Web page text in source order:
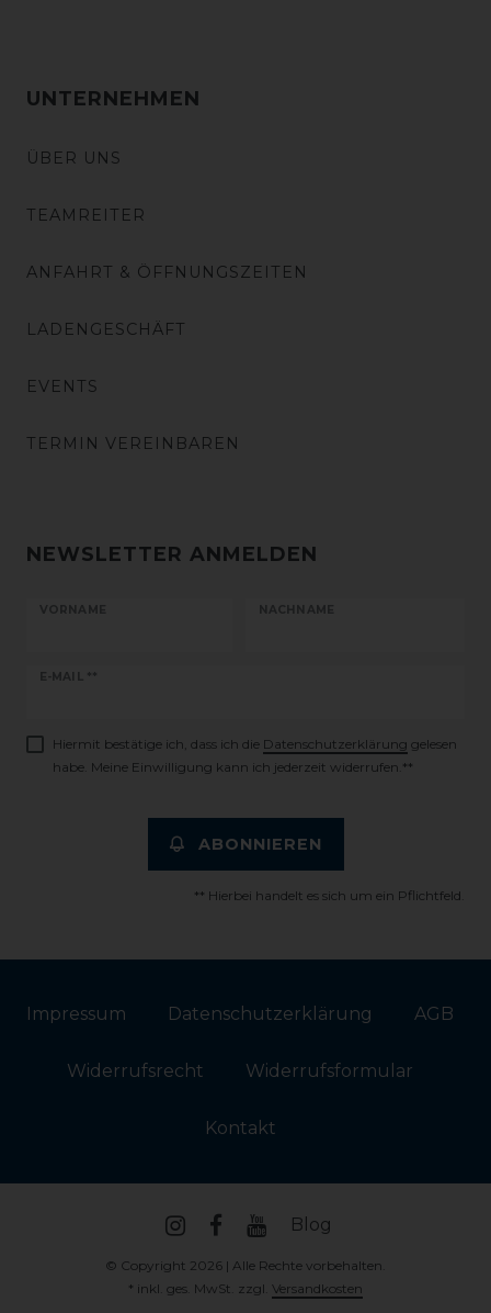
UNTERNEHMEN
ÜBER UNS
TEAMREITER
ANFAHRT & ÖFFNUNGSZEITEN
LADENGESCHÄFT
EVENTS
TERMIN VEREINBAREN
NEWSLETTER ANMELDEN
VORNAME NACHNAME
E-MAIL **
Newsletter
Hiermit bestätige ich, dass ich die Daten­schutz­erklärung gelesen
habe. Meine Einwilligung kann ich jederzeit widerrufen.**
ABONNIEREN
** Hierbei handelt es sich um ein Pflichtfeld.
Impressum Daten­schutz­erklärung AGB
Widerrufs­recht Widerrufs­formular
Kontakt
Blog
© Copyright 2026 | Alle Rechte vorbehalten.
* inkl. ges. MwSt. zzgl. Versandkosten